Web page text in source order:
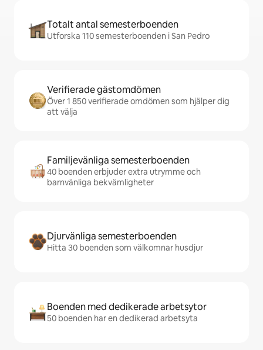
Totalt antal semesterboenden
Utforska 110 semesterboenden i San Pedro
Verifierade gästomdömen
Över 1 850 verifierade omdömen som hjälper dig
att välja
Familjevänliga semesterboenden
40 boenden erbjuder extra utrymme och
barnvänliga bekvämligheter
Djurvänliga semesterboenden
Hitta 30 boenden som välkomnar husdjur
Boenden med dedikerade arbetsytor
50 boenden har en dedikerad arbetsyta